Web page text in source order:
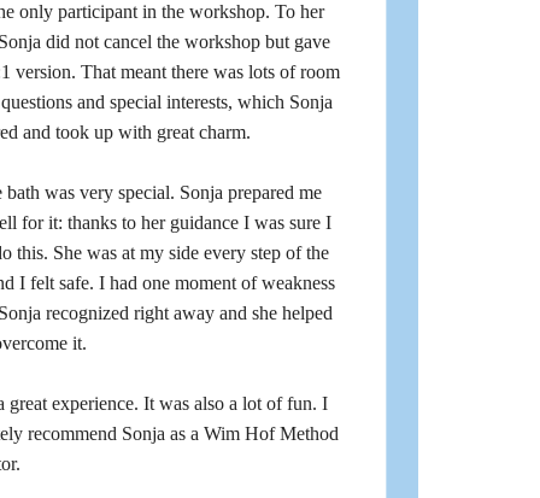
only participant in the workshop. To her
did not cancel the workshop but gave
version. That meant there was lots of room
and special interests, which Sonja
and took up with great charm.
bath was very special. Sonja prepared me
for it: thanks to her guidance I was sure I
this. She was at my side every step of the
I felt safe. I had one moment of weakness
recognized right away and she helped
it.
great experience. It was also a lot of fun. I
recommend Sonja as a Wim Hof Method